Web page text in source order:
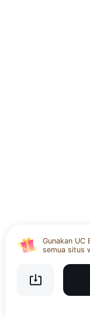
Gunakan UC
semua situs
kualitas HD